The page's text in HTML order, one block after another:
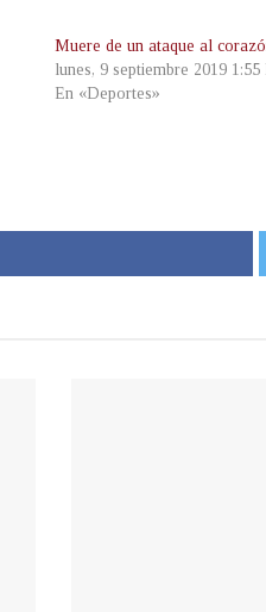
Muere de un ataque al
lunes, 9 septiembre 2019 1:55
En «Deportes»